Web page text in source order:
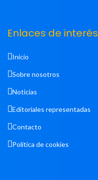
Enlaces de interés
Inicio
Sobre nosotros
Noticias
Editoriales representadas
Contacto
Política de cookies